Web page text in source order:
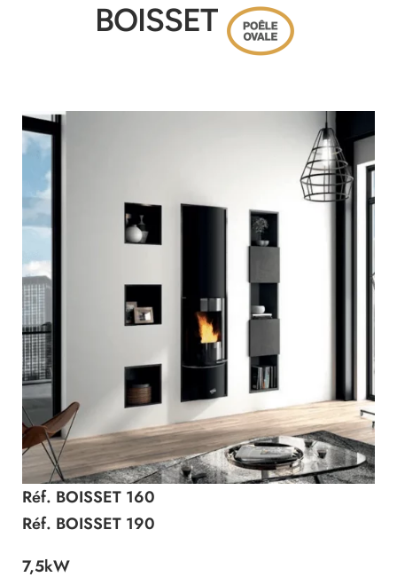
BOISSET
Réf. BOISSET 160
Réf. BOISSET 190
7,5kW